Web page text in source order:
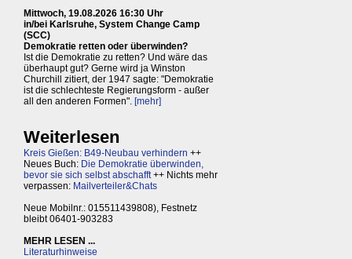
Mittwoch, 19.08.2026 16:30 Uhr
in/bei Karlsruhe, System Change Camp
(SCC)
Demokratie retten oder überwinden?
Ist die Demokratie zu retten? Und wäre das
überhaupt gut? Gerne wird ja Winston
Churchill zitiert, der 1947 sagte: "Demokratie
ist die schlechteste Regierungsform - außer
all den anderen Formen". [mehr]
Weiterlesen
Kreis Gießen: B49-Neubau verhindern ++
Neues Buch: Die Demokratie überwinden,
bevor sie sich selbst abschafft++ Nichts mehr
verpassen: Mailverteiler&Chats
Neue Mobilnr.: 015511439808), Festnetz
bleibt 06401-903283
MEHR LESEN ...
Literaturhinweise